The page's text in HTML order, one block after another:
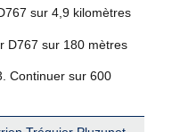
sur 4,9 kilomètres
D767 sur 180 mètres
Continuer sur 600